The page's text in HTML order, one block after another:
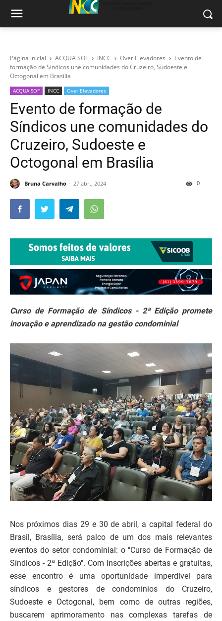
Página inicial ACQUA SOF INCC Over Elevadores
Evento de
formação de Síndicos une comunidades do Cruzeiro, Sudoeste e
Octogonal em Brasília
ACQUA SOF INCC Over Elevadores
Evento de formação de
Síndicos une comunidades do
Cruzeiro, Sudoeste e
Octogonal em Brasília
Bruna Carvalho 27 abr., 2024 0
Curso de Formação de Síndicos - 2ª Edição promete
inovação e aprendizado na gestão condominial
Nos próximos dias 29 e 30 de abril, a capital federal do
Brasil, Brasília, será palco de um dos mais relevantes
eventos do setor condominial: o "Curso de Formação de
Síndicos - 2ª Edição". Com inscrições abertas e gratuitas,
esse encontro é uma oportunidade imperdível para
síndicos e gestores de condomínios do Cruzeiro,
Sudoeste e Octogonal, bem como de outras regiões,
buscarem aprimoramento nas complexas tarefas de